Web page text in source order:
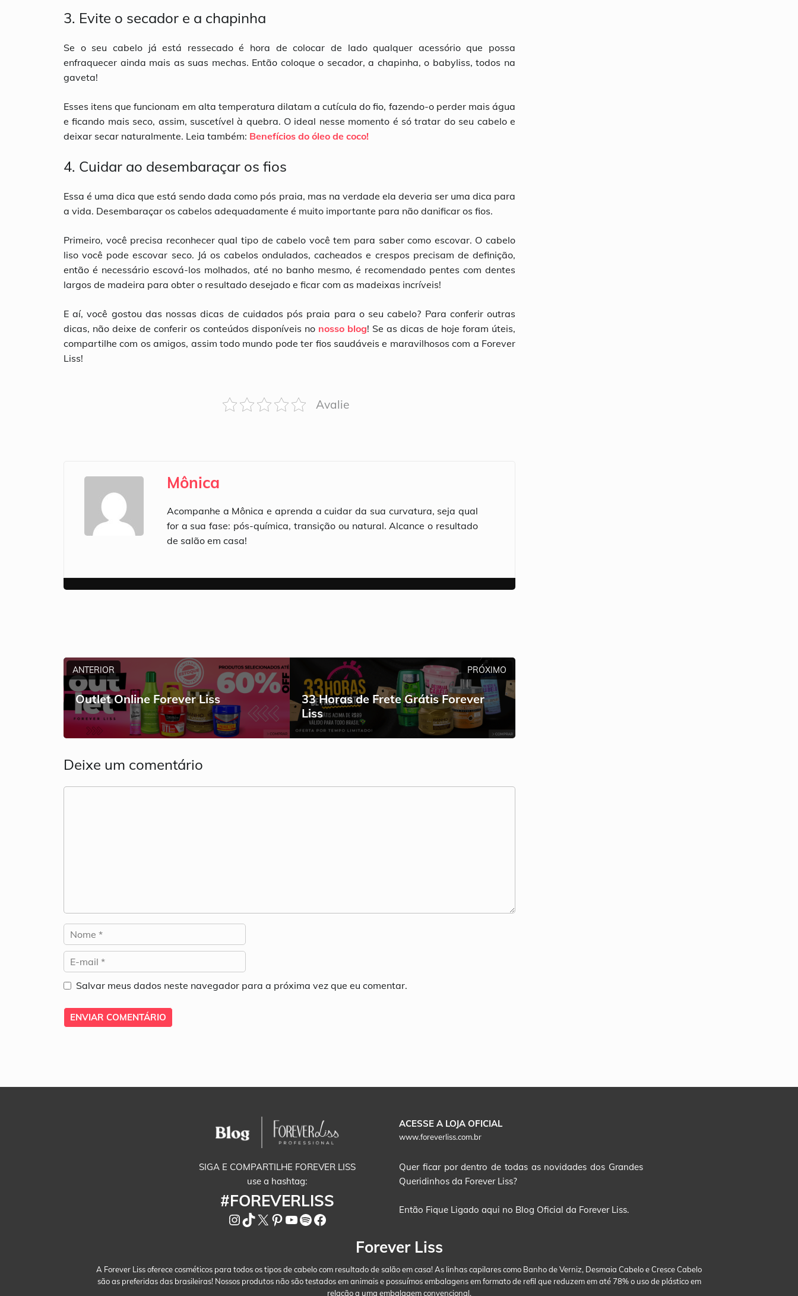
3. Evite o secador e a chapinha
Se o seu cabelo já está ressecado é hora de colocar de lado qualquer acessório que possa
enfraquecer ainda mais as suas mechas. Então coloque o secador, a chapinha, o babyliss, todos na
gaveta!
Esses itens que funcionam em alta temperatura dilatam a cutícula do fio, fazendo-o perder mais água
e ficando mais seco, assim, suscetível à quebra. O ideal nesse momento é só tratar do seu cabelo e
deixar secar naturalmente. Leia também: Benefícios do óleo de coco!
4. Cuidar ao desembaraçar os fios
Essa é uma dica que está sendo dada como pós praia, mas na verdade ela deveria ser uma dica para
a vida. Desembaraçar os cabelos adequadamente é muito importante para não danificar os fios.
Primeiro, você precisa reconhecer qual tipo de cabelo você tem para saber como escovar. O cabelo
liso você pode escovar seco. Já os cabelos ondulados, cacheados e crespos precisam de definição,
então é necessário escová-los molhados, até no banho mesmo, é recomendado pentes com dentes
largos de madeira para obter o resultado desejado e ficar com as madeixas incríveis!
E aí, você gostou das nossas dicas de cuidados pós praia para o seu cabelo? Para conferir outras
dicas, não deixe de conferir os conteúdos disponíveis no nosso blog! Se as dicas de hoje foram úteis,
compartilhe com os amigos, assim todo mundo pode ter fios saudáveis e maravilhosos com a Forever
Liss!
Avalie
Mônica
Acompanhe a Mônica e aprenda a cuidar da sua curvatura, seja qual
for a sua fase: pós-química, transição ou natural. Alcance o resultado
de salão em casa!
ANTERIOR
Outlet Online Forever Liss
PRÓXIMO
33 Horas de Frete Grátis Forever
Liss
Deixe um comentário
Nome
E-
mail
Salvar meus dados neste navegador para a próxima vez que eu comentar.
Site
ACESSE A LOJA OFICIAL
www.foreverliss.com.br
SIGA E COMPARTILHE FOREVER LISS
use a hashtag:
#FOREVERLISS
Instagram
TikTok
X Pinterest
Youtube
Spotify
Facebook
Quer ficar por dentro de todas as novidades dos Grandes
Queridinhos da Forever Liss?
Então Fique Ligado aqui no Blog Oficial da Forever Liss.
Forever Liss
A Forever Liss oferece cosméticos para todos os tipos de cabelo com resultado de salão em casa! As linhas capilares como Banho de Verniz, Desmaia Cabelo e Cresce Cabelo
são as preferidas das brasileiras! Nossos produtos não são testados em animais e possuímos embalagens em formato de refil que reduzem em até 78% o uso de plástico em
relação a uma embalagem convencional.